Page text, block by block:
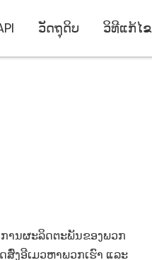
ວັດຖຸດິບ ວິທີແກ້ໄຂ
ານຜະລິດຕະພັນຂອງພວກ
ສົ່ງອີເມວຫາພວກເຮົາ ແລະ